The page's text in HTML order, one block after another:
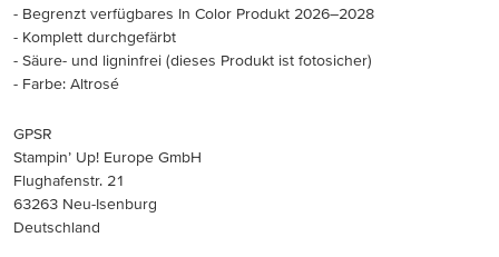
- Begrenzt verfügbares In Color Produkt 2026–2028
- Komplett durchgefärbt
- Säure- und ligninfrei (dieses Produkt ist fotosicher)
- Farbe: Altrosé
GPSR
Stampin’ Up! Europe GmbH
Flughafenstr. 21
63263 Neu-Isenburg
Deutschland